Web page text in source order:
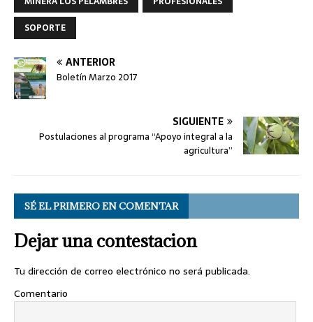
SOPORTE
ANTERIOR
Boletín Marzo 2017
SIGUIENTE
Postulaciones al programa “Apoyo integral a la
agricultura”
SÉ EL PRIMERO EN COMENTAR
Dejar una contestacion
Tu dirección de correo electrónico no será publicada.
Comentario